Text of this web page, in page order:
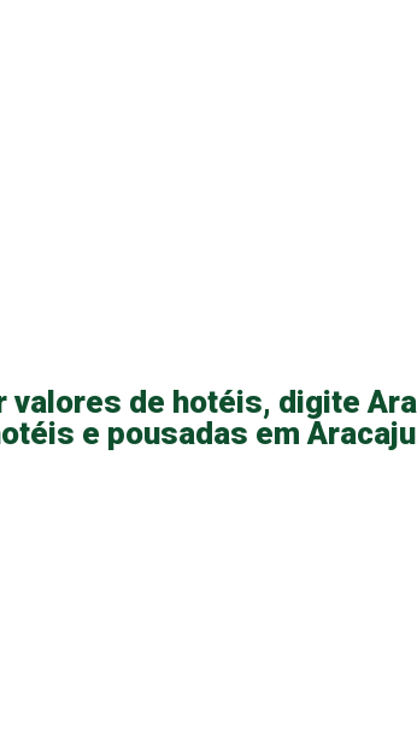
valores de hotéis, digite
e pousadas em